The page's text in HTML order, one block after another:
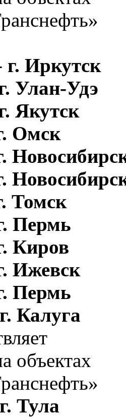
г. Иркутск
Улан-Удэ
Якутск
Омск
Томск
Пермь
Киров
Ижевск
Пермь
г. Калуга
г. Тула